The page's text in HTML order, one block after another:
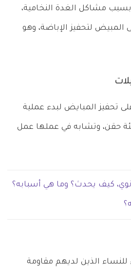
مشاكل الغدة النخامية،
لتحفيز الإباضة، وهو
تحفيز المبايض لبدء عملية
حقن، وتشابه في عملها عمل
كيف يحدث؟ وما هي أسبابه؟
للنساء الذين لديهم مقاومة